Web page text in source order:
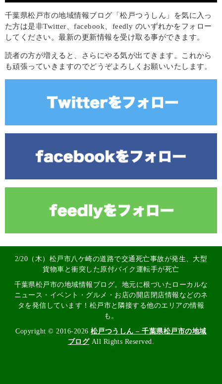
千葉県松戸市の地域情報ブログ「松戸つうしん」を気に入っ
た方は是非Twitter、facebook、feedly のいずれかをフォロー
してください。最新の更新情報を受け取る事ができます。
読者の方が増えると、さらにやる気が出てきます。これから
も頑張っていきますのでどうぞよろしくお願いいたします。
2/20（木）松戸市八ケ崎の道路で交通死亡事故が発生、大型
貨物車と衝突した原付バイク運転手が死亡
千葉県松戸市の地域情報ブログ。地元に根づいたローカルな
ニュース・イベント・グルメ・お店の開店閉店情報などのネ
タを発信しています！松戸市と隣接する他のエリアの情報
も。
Copyright © 2016-2026 松戸つうしん – 千葉県松戸市の地域
ブログAll Rights Reserved.